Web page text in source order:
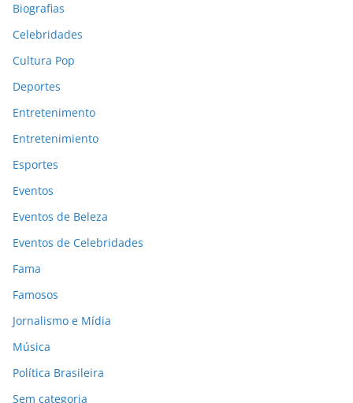
Biografias
Celebridades
Cultura Pop
Deportes
Entretenimento
Entretenimiento
Esportes
Eventos
Eventos de Beleza
Eventos de Celebridades
Fama
Famosos
Jornalismo e Mídia
Música
Política Brasileira
Sem categoria